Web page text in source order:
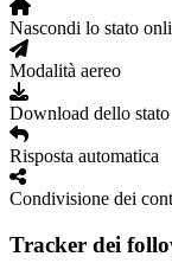
Nascondi lo stato
Modalità aereo
Download dello stato
Risposta automatica
Condivisione dei
Tracker dei